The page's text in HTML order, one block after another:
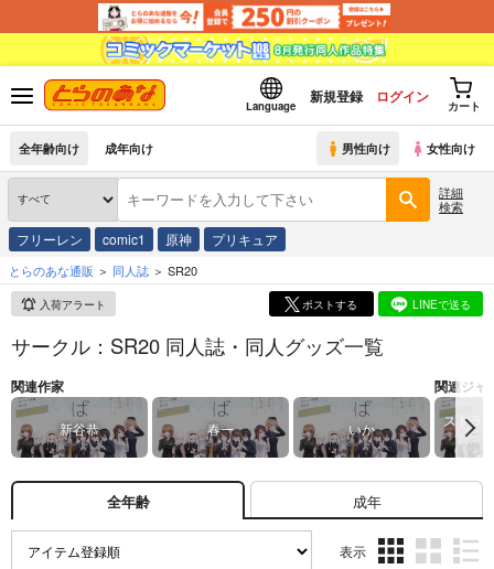
Language
新規登録 ログイン
カート
全年齢向け 成年向け 男性向け 女性向け
詳細
検索
フリーレン comic1 原神 プリキュア
とらのあな通販 同人誌 SR20
入荷アラート ポストする LINEで送る
サークル：SR20 同人誌・同人グッズ一覧
関連作家
新谷恭 春一 いか
関連ジャ
ストラ
全年齢 成年
表示